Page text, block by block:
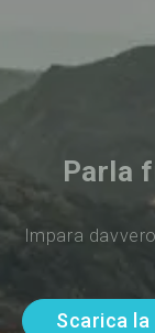
Parla
Impara
Scarica la